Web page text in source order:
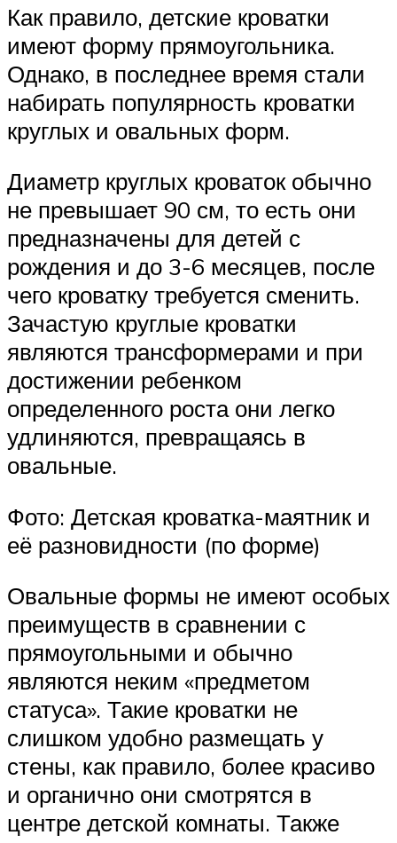
Как правило, детские кроватки
имеют форму прямоугольника.
Однако, в последнее время стали
набирать популярность кроватки
круглых и овальных форм.
Диаметр круглых кроваток обычно
не превышает 90 см, то есть они
предназначены для детей с
рождения и до 3-6 месяцев, после
чего кроватку требуется сменить.
Зачастую круглые кроватки
являются трансформерами и при
достижении ребенком
определенного роста они легко
удлиняются, превращаясь в
овальные.
Фото: Детская кроватка-маятник и
её разновидности (по форме)
Овальные формы не имеют особых
преимуществ в сравнении с
прямоугольными и обычно
являются неким «предметом
статуса». Такие кроватки не
слишком удобно размещать у
стены, как правило, более красиво
и органично они смотрятся в
центре детской комнаты. Также